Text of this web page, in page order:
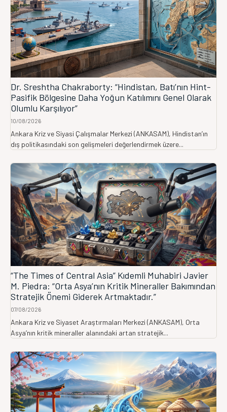
Dr. Sreshtha Chakraborty: “Hindistan, Batı’nın Hint-
Pasifik Bölgesine Daha Yoğun Katılımını Genel Olarak
Olumlu Karşılıyor”
10/08/2026
Ankara Kriz ve Siyasi Çalışmalar Merkezi (ANKASAM), Hindistan’ın
dış politikasındaki son gelişmeleri değerlendirmek üzere...
“The Times of Central Asia” Kıdemli Muhabiri Javier
M. Piedra: “Orta Asya’nın Kritik Mineraller Bakımından
Stratejik Önemi Giderek Artmaktadır.”
07/08/2026
Ankara Kriz ve Siyaset Araştırmaları Merkezi (ANKASAM), Orta
Asya’nın kritik mineraller alanındaki artan stratejik...